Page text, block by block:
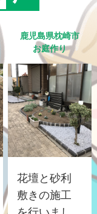
鹿児島県枕崎市
お庭作り
花壇と砂利
敷きの施工